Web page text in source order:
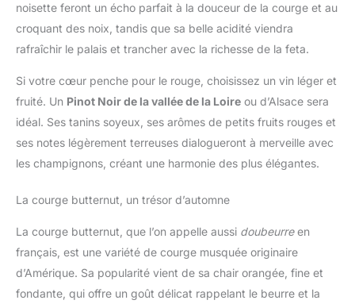
noisette feront un écho parfait à la douceur de la courge et au
croquant des noix, tandis que sa belle acidité viendra
rafraîchir le palais et trancher avec la richesse de la feta.
Si votre cœur penche pour le rouge, choisissez un vin léger et
fruité. Un Pinot Noir de la vallée de la Loire ou d’Alsace sera
idéal. Ses tanins soyeux, ses arômes de petits fruits rouges et
ses notes légèrement terreuses dialogueront à merveille avec
les champignons, créant une harmonie des plus élégantes.
La courge butternut, un trésor d’automne
La courge butternut, que l’on appelle aussi doubeurreen
français, est une variété de courge musquée originaire
d’Amérique. Sa popularité vient de sa chair orangée, fine et
fondante, qui offre un goût délicat rappelant le beurre et la